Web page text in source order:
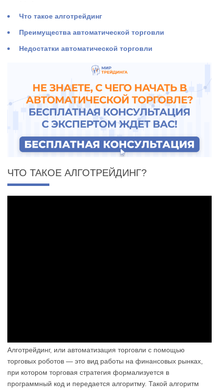
Что такое алготрейдинг
Преимущества автоматической торговли
Недостатки автоматической торговли
ЧТО ТАКОЕ АЛГОТРЕЙДИНГ?
Алготрейдинг, или автоматизация торговли с помощью
торговых роботов — это вид работы на финансовых рынках,
при котором торговая стратегия формализуется в
программный код и передается алгоритму. Такой алгоритм